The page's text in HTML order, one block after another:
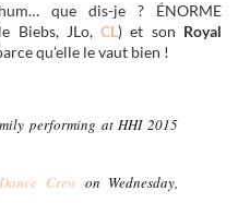
que dis-je ? ÉNORME
Biebs, JLo,CL) et son Royal
qu’elle le vaut bien !
performing at HHI 2015
Crewon Wednesday,